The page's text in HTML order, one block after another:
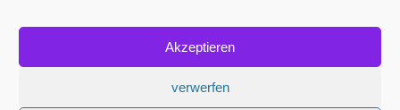
Akzeptieren
verwerfen
WP Royal. Impressum